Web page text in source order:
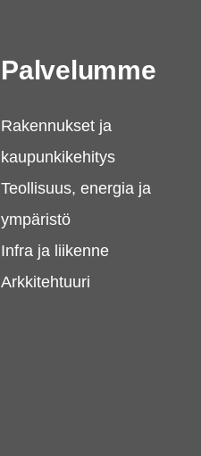
Palvelumme
Rakennukset ja
kaupunkikehitys
Teollisuus, energia ja
ympäristö
Infra ja liikenne
Arkkitehtuuri